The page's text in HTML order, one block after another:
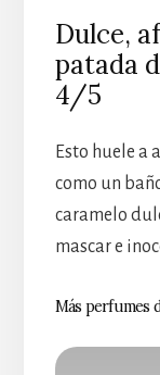
Dulce,
patada
4/5
Esto huele a
como un
caramelo
mascar e
Más perfumes